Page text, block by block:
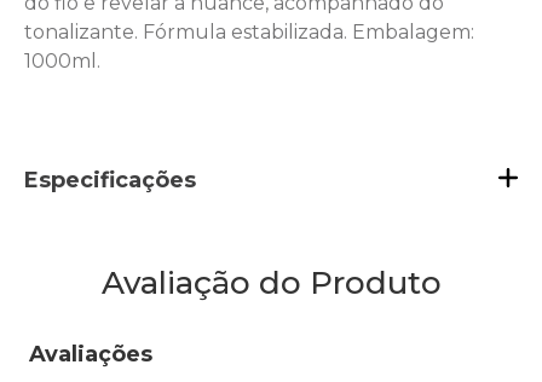
tonalizante. Fórmula estabilizada. Embalagem:
1000ml.
Especificações
Avaliação do Produto
Avaliações